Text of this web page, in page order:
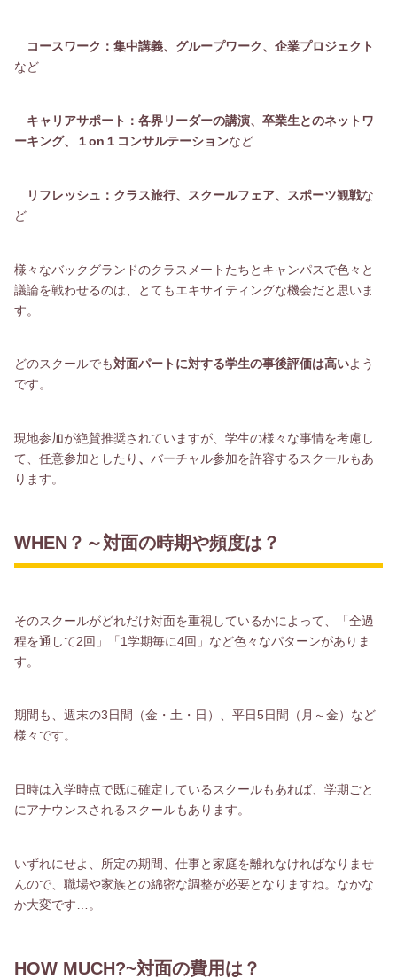
コースワーク：集中講義、グループワーク、企業プロジェクト
など
キャリアサポート：各界リーダーの講演、卒業生とのネットワ
ーキング、１on１コンサルテーションなど
リフレッシュ：クラス旅行、スクールフェア、スポーツ観戦な
ど
様々なバックグランドのクラスメートたちとキャンパスで色々と
議論を戦わせるのは、とてもエキサイティングな機会だと思いま
す。
どのスクールでも対面パートに対する学生の事後評価は高いよう
です。
現地参加が絶賛推奨されていますが、学生の様々な事情を考慮し
て、任意参加としたり 、 バーチャル参加を許容するスクールもあ
ります。
WHEN？～対面の時期や頻度は？
そのスクールがどれだけ対面を重視しているかによって、「全過
程を通して2回」「1学期毎に4回」など色々なパターンがありま
す。
期間も、週末の3日間（金・土・日）、平日5日間（月～金）など
様々です。
日時は入学時点で既に確定しているスクールもあれば、学期ごと
にアナウンスされるスクールもあります。
いずれにせよ、所定の期間、仕事と家庭を離れなければなりませ
んので、職場や家族との綿密な調整が必要となりますね。なかな
か大変です…。
HOW MUCH?~対面の費用は？